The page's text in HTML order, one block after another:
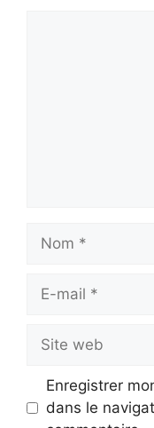
Nom
Site
web
Enregistrer
dans le